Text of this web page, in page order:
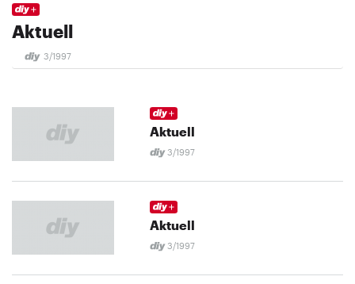
Aktuell
3/1997
Aktuell
3/1997
Aktuell
3/1997